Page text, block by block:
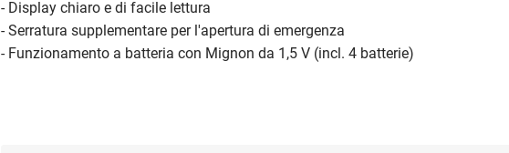
- Display chiaro e di facile lettura
- Serratura supplementare per l'apertura di emergenza
- Funzionamento a batteria con Mignon da 1,5 V (incl. 4 batterie)